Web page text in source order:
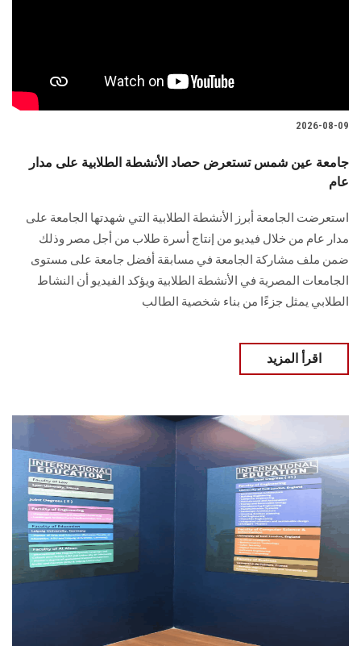
الدراسات العليا
الزائـرون
سجل الان
2026-08-09
جامعة عين شمس تستعرض حصاد الأنشطة الطلابية على مدار
عام
استعرضت الجامعة أبرز الأنشطة الطلابية التي شهدتها الجامعة على
مدار عام من خلال فيديو من إنتاج أسرة طلاب من أجل مصر وذلك
ضمن ملف مشاركة الجامعة في مسابقة أفضل جامعة على مستوى
الجامعات المصرية في الأنشطة الطلابية ويؤكد الفيديو أن النشاط
الطلابي يمثل جزءًا من بناء شخصية الطالب
اقرأ المزيد